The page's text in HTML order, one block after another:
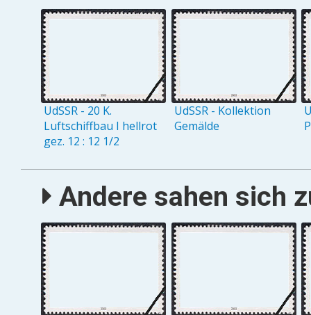
UdSSR - 20 K.
Luftschiffbau I hellrot
gez. 12 : 12 1/2
UdSSR - Kollektion
Gemälde
Andere sahen sich